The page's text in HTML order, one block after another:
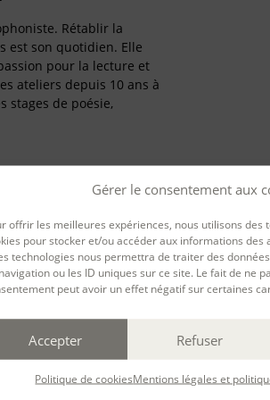
Gérer le consentement aux
offrir les meilleures expériences, nous utilisons des
pour stocker et/ou accéder aux informations des
technologies nous permettra de traiter des
ou les ID uniques sur ce site. Le fait de ne
peut avoir un effet négatif sur certaines
Accepter Refuser
Politique de cookiesMentions légales et
Rétablir la
est son quotidien. Elle
pour la lecture et
ateliers depuis 10 ans à
stages de poésie,
PARTAGER
mise à jour : 13/02/2025